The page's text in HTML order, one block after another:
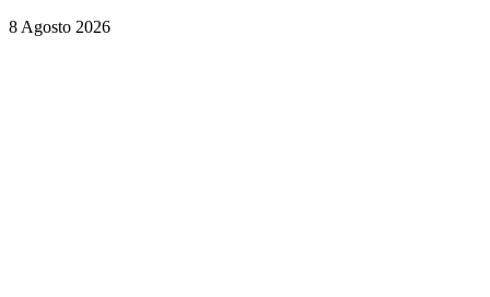
8 Agosto 2026